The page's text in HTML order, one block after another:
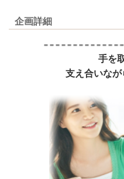
企画詳細
手を
支え合いな